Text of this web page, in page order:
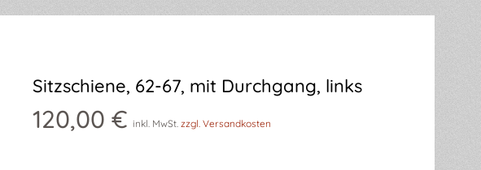
Sitzschiene, 62-67, mit Durchgang, links
120,00 € inkl. MwSt. zzgl. Versandkosten